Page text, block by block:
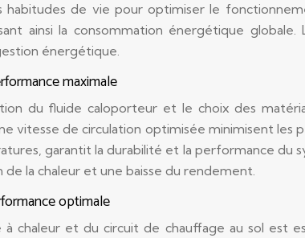
de vie pour optimiser le
ainsi la consommation énergétique
énergétique.
maximale
du fluide caloporteur et le choix des
vitesse de circulation optimisée minimisent les
garantit la durabilité et la performance du
la chaleur et une baisse du rendement.
optimale
chaleur et du circuit de chauffage au sol est